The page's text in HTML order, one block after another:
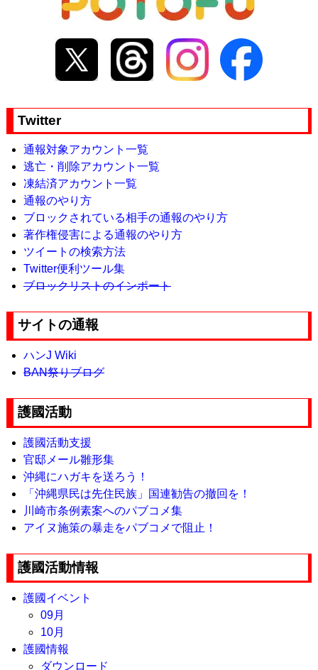
Twitter
通報対象アカウント一覧
逃亡・削除アカウント一覧
凍結済アカウント一覧
通報のやり方
ブロックされている相手の通報のやり方
著作権侵害による通報のやり方
ツイートの検索方法
Twitter便利ツール集
ブロックリストのインポート
サイトの通報
ハンJ Wiki
BAN祭りブログ
護國活動
護國活動支援
官邸メール雛形集
沖縄にハガキを送ろう！
「沖縄県民は先住民族」国連勧告の撤回を！
川崎市条例素案へのパブコメ集
アイヌ施策の暴走をパブコメで阻止！
護國活動情報
護國イベント
09月
10月
護國情報
ダウンロード